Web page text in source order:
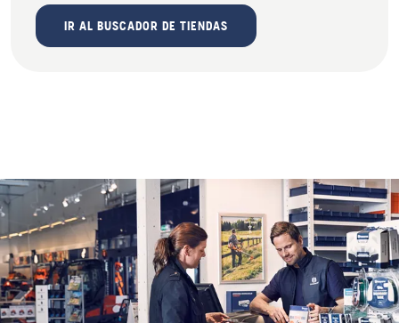
IR AL BUSCADOR DE TIENDAS